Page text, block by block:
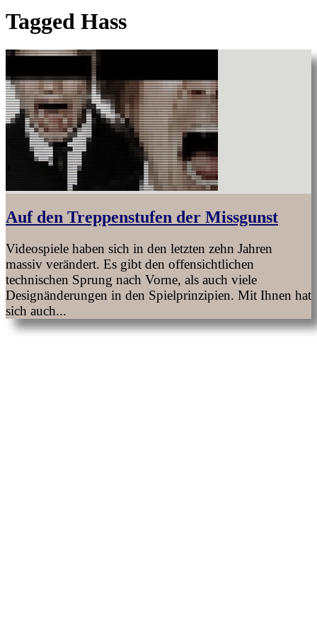
Tagged Hass
Auf den Treppenstufen der Missgunst
Videospiele haben sich in den letzten zehn Jahren
massiv verändert. Es gibt den offensichtlichen
technischen Sprung nach Vorne, als auch viele
Designänderungen in den Spielprinzipien. Mit Ihnen hat
sich auch...